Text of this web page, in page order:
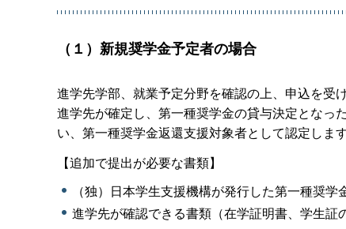
（１）新規奨学金予定者の場合
進学先学部、就業予定分野を確認の上、申込を受
進学先が確定し、第一種奨学金の貸与決定となっ
い、第一種奨学金返還支援対象者として認定します
【追加で提出が必要な書類】
（独）日本学生支援機構が発行した第一種奨学
進学先が確認できる書類（在学証明書、学生証